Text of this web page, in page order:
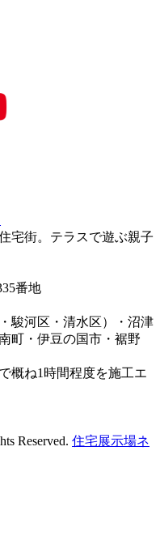
番地
駿河区・清水区）・沼津
町・伊豆の国市・裾野
概ね1時間程度を施工エ
Reserved. 住宅展示場ネ